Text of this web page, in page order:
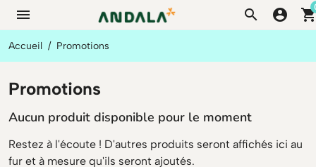
menu search account_circle
Accueil Promotions
Promotions
Aucun produit disponible pour le moment
Restez à l'écoute ! D'autres produits seront affichés ici au
fur et à mesure qu'ils seront ajoutés.